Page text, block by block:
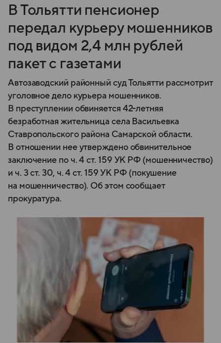
В Тольятти пенсионер
передал курьеру мошенников
под видом 2,4 млн рублей
пакет с газетами
Автозаводский районный суд Тольятти рассмотрит
уголовное дело курьера мошенников.
В преступлении обвиняется 42-летняя
безработная жительница села Васильевка
Ставропольского района Самарской области.
В отношении нее утверждено обвинительное
заключение по ч. 4 ст. 159 УК РФ (мошенничество)
и ч. 3 ст. 30, ч. 4 ст. 159 УК РФ (покушение
на мошенничество). Об этом сообщает
прокуратура.